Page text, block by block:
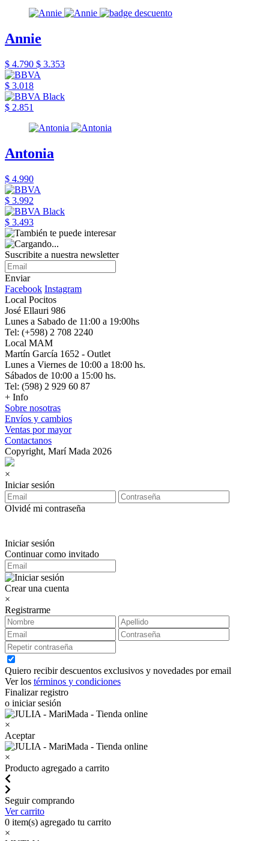
Annie
$ 4.790 $ 3.353
$ 3.018
$ 2.851
Antonia
$ 4.990
$ 3.992
$ 3.493
Suscribite a nuestra newsletter
Enviar
Facebook Instagram
Local Pocitos
José Ellauri 986
Lunes a Sabado de 11:00 a 19:00hs
Tel: (+598) 2 708 2240
Local MAM
Martín García 1652 - Outlet
Lunes a Viernes de 10:00 a 18:00 hs.
Sábados de 10:00 a 15:00 hs.
Tel: (598) 2 929 60 87
+ Info
Sobre nosotras
Envíos y cambios
Ventas por mayor
Contactanos
Copyright, Marí Mada 2026
×
Iniciar sesión
Olvidé mi contraseña
Iniciar sesión
Continuar como invitado
Crear una cuenta
×
Registrarme
Quiero recibir descuentos exclusivos y novedades por email
Ver los términos y condiciones
Finalizar registro
o iniciar sesión
×
Aceptar
×
Producto agregado a carrito
Seguir comprando
Ver carrito
0 item(s) agregado tu carrito
×